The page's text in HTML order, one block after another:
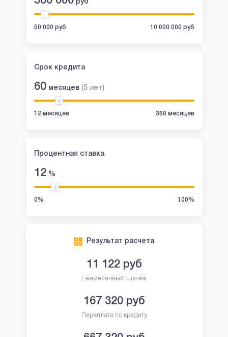
руб
50 000 руб 10 000 000 руб
Срок кредита
60 месяцев (5 лет)
12 месяцев 360 месяцев
Процентная ставка
12%
0% 100%
Результат расчета
11 122руб
Ежемесячный платеж
167 320руб
Переплата по кредиту